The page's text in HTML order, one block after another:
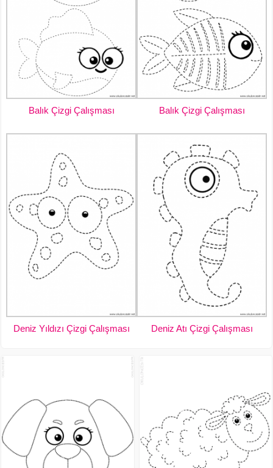
Balık Çizgi Çalışması Balık Çizgi Çalışması
Deniz Yıldızı Çizgi Çalışması Deniz Atı Çizgi Çalışması